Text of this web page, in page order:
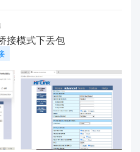
接模式下丢包